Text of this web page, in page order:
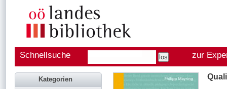
Schnellsuche zur
Kategorien